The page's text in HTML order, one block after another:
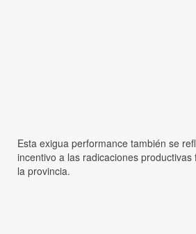
Esta exigua performance también se
incentivo a las radicaciones
la provincia.